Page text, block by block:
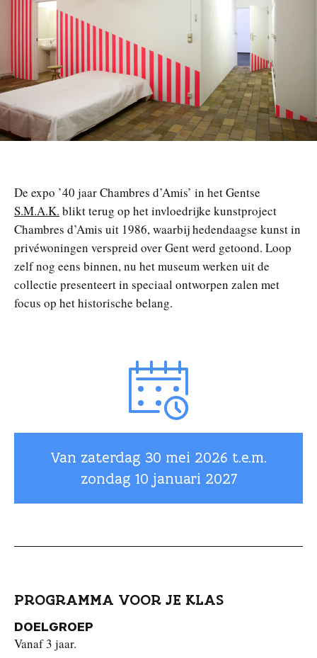
De expo ’40 jaar Chambres d’Amis’ in het Gentse
S.M.A.K. blikt terug op het invloedrijke kunstproject
Chambres d’Amis uit 1986, waarbij hedendaagse kunst in
privéwoningen verspreid over Gent werd getoond. Loop
zelf nog eens binnen, nu het museum werken uit de
collectie presenteert in speciaal ontworpen zalen met
focus op het historische belang.
Van zaterdag 30 mei 2026 t.e.m.
zondag 10 januari 2027
PROGRAMMA VOOR JE KLAS
DOELGROEP
Vanaf 3 jaar.